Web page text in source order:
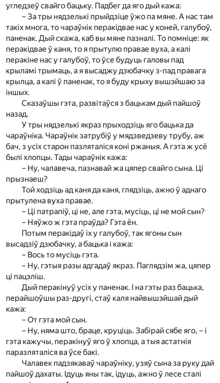
угледзеў свайго бацьку. Падбег да яго дый кажа:
– За тры нядзелькі прыйдзіце ўжо па мяне. А нас там
такіх многа, то чараўнік перакідвае нас у коней, галубоў,
паненак. Дый скажа, каб вы мяне пазналі. То помніце: як
перакідвае ў каня, то я прытулю правае вуха, а калі
перакіне нас у галубоў, то ўсе будуць галовы пад
крыламі трымаць, а я высаджу дзюбачку з-пад правага
крылца, а калі ў паненак, то я буду крыху вышэйшаю за
іншых.
Сказаўшы гэта, развітаўся з бацькам дый пайшоў
назад.
У тры нядзелькі якраз прыходзіць яго бацька да
чараўніка. Чараўнік затрубіў у мядзведзеву трубу, аж
бач, з усіх старон пазляталіся коні ржаныя. А гэта ж усё
былі хлопцы. Тады чараўнік кажа:
– Ну, чалавеча, пазнавай жа цяпер свайго сына. Ці
прызнаеш?
Той ходзіць ад каня да каня, глядзіць, ажно ў аднаго
прытулена вуха правае.
– Ці патрапіў, ці не, але гэта, мусіць, ці не мой сын?
– Няўжо ж гэта праўда? Гэта ён.
Потым перакідаў іх у галубоў, так ягоны сын
высадзіў дзюбачку, а бацька і кажа:
– Вось то мусіць гэта.
– Ну, гэтыя разы адгадаў якраз. Паглядзім жа, цяпер
ці пацэліш.
Дый перакінуў усіх у паненак. І на гэты раз бацька,
перайшоўшы раз-другі, стаў каля найвышэйшай дый
кажа:
– От гэта мой сын.
– Ну, няма што, браце, круціць. Забірай сябе яго, – і
гэта кажучы, перакінуў яго ў хлопца, а тыя астатнія
паразляталіся ва ўсе бакі.
Чалавек падзякаваў чараўніку, узяў сына за руку дай
пайшоў дахаты. Ідуць яны так, ідуць, ажно ў лесе сталі